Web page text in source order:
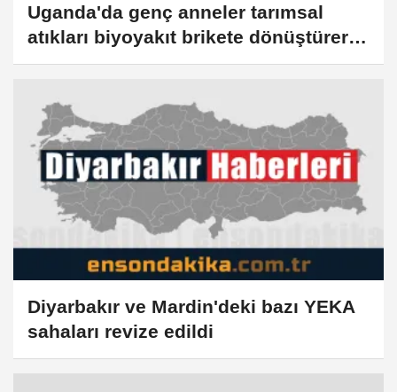
Uganda'da genç anneler tarımsal
atıkları biyoyakıt brikete dönüştürerek
gelir elde ediyor
Diyarbakır ve Mardin'deki bazı YEKA
sahaları revize edildi